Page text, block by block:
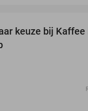
keuze bij Kaffee